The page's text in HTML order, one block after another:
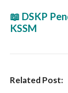
📖 DSKP
KSSM
Related Post: